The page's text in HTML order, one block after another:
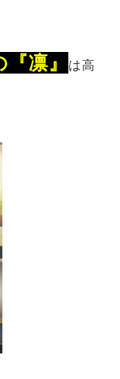
凛』
は高